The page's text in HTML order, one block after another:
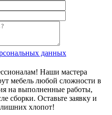
данных
Наши мастера
мебель любой сложности в
на выполненные работы,
сборки. Оставьте заявку и
лишних хлопот!